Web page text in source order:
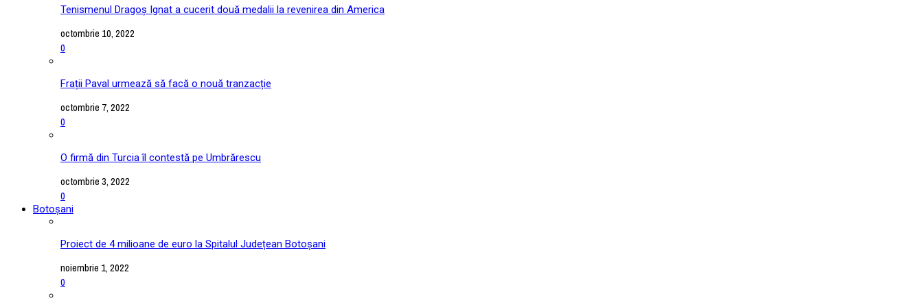
Tenismenul Dragoș Ignat a cucerit două medalii la revenirea din America
octombrie 10, 2022
0
Frații Paval urmează să facă o nouă tranzacție
octombrie 7, 2022
0
O firmă din Turcia îl contestă pe Umbrărescu
octombrie 3, 2022
0
Botoșani
Proiect de 4 milioane de euro la Spitalul Județean Botoșani
noiembrie 1, 2022
0